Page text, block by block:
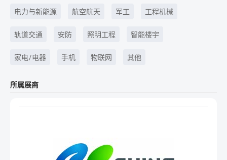
电力与新能源 航空航天 军工 工程机械
轨道交通 安防 照明工程 智能楼宇
家电/电器 手机 物联网 其他
所属展商